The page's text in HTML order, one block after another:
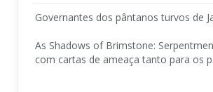
Governantes dos pântanos turvos de
As Shadows of Brimstone:
com cartas de ameaça tanto para os